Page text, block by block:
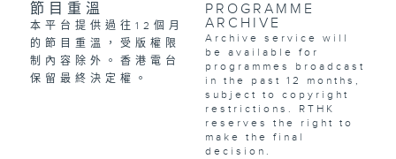
節目重溫
本平台提供過往12個月
的節目重溫，受版權限
制內容除外。香港電台
保留最終決定權。
PROGRAMME
ARCHIVE
Archive service will
be available for
programmes broadcast
in the past 12 months,
subject to copyright
restrictions. RTHK
reserves the right to
make the final
decision.